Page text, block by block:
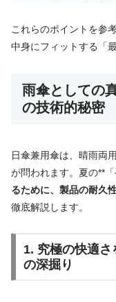
これらのポイントを参
中身にフィットする「
雨傘としての
の技術的秘密
日傘兼用傘は、晴雨両
が問われます。夏の**「
るために、製品の耐久
徹底解説します。
1. 究極の快適
の深掘り